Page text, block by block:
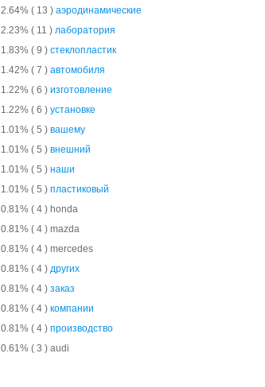
2.64% ( 13 )аэродинамические
2.23% ( 11 )лаборатория
1.83% ( 9 )стеклопластик
1.42% ( 7 )автомобиля
1.22% ( 6 )изготовление
1.22% ( 6 )установке
1.01% ( 5 )вашему
1.01% ( 5 )внешний
1.01% ( 5 )наши
1.01% ( 5 )пластиковый
0.81% ( 4 ) honda
0.81% ( 4 ) mazda
0.81% ( 4 ) mercedes
0.81% ( 4 )других
0.81% ( 4 )заказ
0.81% ( 4 )компании
0.81% ( 4 )производство
0.61% ( 3 ) audi